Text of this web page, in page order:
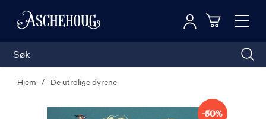
Toggle
Logg inn
Hjem De utrolige dyrene
-50%